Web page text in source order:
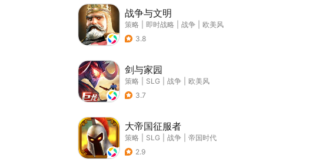
战争与文明
策略 即时战略 战争
欧美风
3.8
剑与家园
策略 SLG 战争
欧美风
3.7
大帝国征服者
策略 SLG 战争
帝国时代
2.9